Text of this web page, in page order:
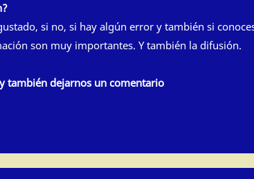
si no, si hay algún error y también si
son muy importantes. Y también la difusión.
también dejarnos un comentario